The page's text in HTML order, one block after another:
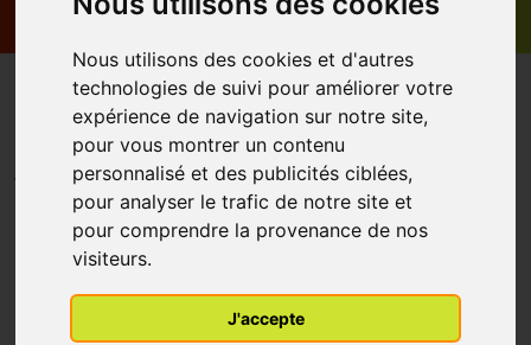
Nous utilisons des cookies et d'autres
technologies de suivi pour améliorer votre
expérience de navigation sur notre site,
pour vous montrer un contenu
personnalisé et des publicités ciblées,
pour analyser le trafic de notre site et
pour comprendre la provenance de nos
visiteurs.
J'accepte
Promos Produits
Bibs 1 Sucette Duo Woodchuck
Blush 2 Sucettes